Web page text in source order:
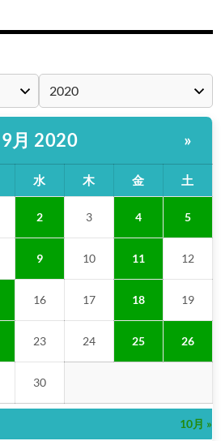
9月 2020 »
水 木 金 土
2 3 4 5
9 10 11 12
16 17 18 19
23 24 25 26
30
10月 »